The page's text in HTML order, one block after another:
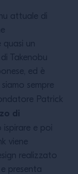
attuale di
quasi un
Takenobu
ed è
sempre
Patrick
di
ispirare e poi
viene
realizzato
presenta